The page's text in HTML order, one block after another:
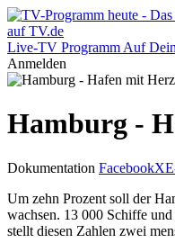
Live-TV Programm Auf
Anmelden
Hamburg -
Dokumentation FacebookX
Um zehn Prozent soll der
wachsen. 13 000 Schiffe
stellt diesen Zahlen zwei